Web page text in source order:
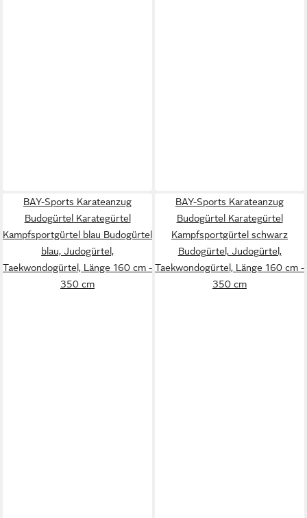
BAY-Sports Karateanzug
Budogürtel Karategürtel
Kampfsportgürtel blau Budogürtel
blau, Judogürtel,
Taekwondogürtel, Länge 160 cm -
350 cm
BAY-Sports Karateanzug
Budogürtel Karategürtel
Kampfsportgürtel schwarz
Budogürtel, Judogürtel,
Taekwondogürtel, Länge 160 cm -
350 cm